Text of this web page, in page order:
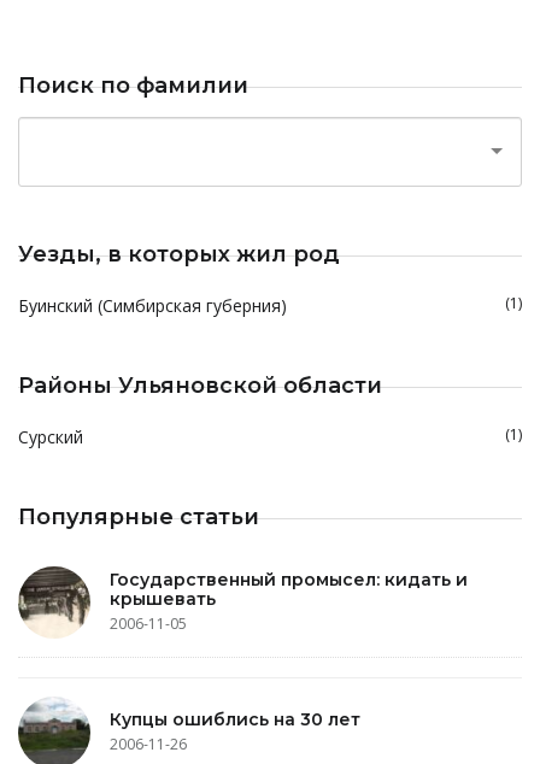
Поиск по фамилии
Уезды, в которых жил род
Буинский (Симбирская губерния) (1)
Районы Ульяновской области
Сурский (1)
Популярные статьи
Государственный промысел: кидать и
крышевать
2006-11-05
Купцы ошиблись на 30 лет
2006-11-26